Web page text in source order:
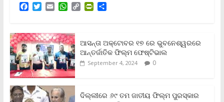
F
e
b
o
o
k
T
t
t
e
r
E
i
l
W
t
s
A
p
p
C
L
i
n
k
P
t
F
r
i
d
S
e
ଆସନ୍ତା ଅକ୍ଟୋବର ୧୭ ରେ ଭୁବନେଶ୍ୱରରେ
ଆନ୍ତର୍ଜାତିକ ଫିଲ୍ମ ଫେଷ୍ଟିଭାଲ
September 4, 2024 0
ଦିଲ୍ଲୀରେ ୬୯ ତମ ଜାତୀୟ ଫିଲ୍ମ ପୁରସ୍କାର